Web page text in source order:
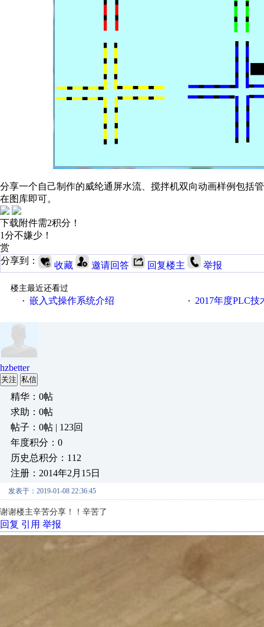
分享一个自己制作的威纶通屏水流、搅拌机双向动画样例包括
在图库即可。
下载附件需2积分！
1分不嫌少！
赏
分享到：
收藏 邀请回答 回复楼主 举报
楼主最近还看过
· 嵌入式操作系统介绍 · 2017年度PLC
hzbetter
关注 私信
精华：0帖
求助：0帖
帖子：0帖 | 123回
年度积分：0
历史总积分：112
注册：2014年2月15日
发表于：2019-01-08 22:36:45
谢谢楼主辛苦分享！！辛苦了
回复 引用 举报